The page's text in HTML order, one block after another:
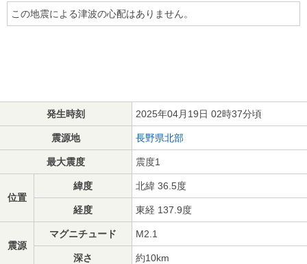
この地震による津波の心配はありません。
発生時刻 2025年04月19日 02時37分頃
震源地 長野県北部
最大震度 震度1
位置
緯度 北緯 36.5度
経度 東経 137.9度
震源
マグニチュード M2.1
深さ 約10km